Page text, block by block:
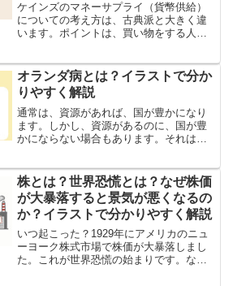
ケインズのマネーサプライ（貨幣供給）
についての考え方は、古典派と大きく違
います。ポイントは、買い物をする人が
えないと考えました。ケインズは、マネ
ーサプライが増えると、買...
オランダ病とは？イラストで分か
りやすく解説
通常は、資源があれば、国が豊かになり
ます。しかし、資源があるのに、国が豊
かにならない場合もあります。それは、
うか？見ていきます。オランダ病1960年
代、オランダの北海海...
株とは？世界恐慌とは？なぜ株価
が大暴落すると景気が悪くなるの
か？イラストで分かりやすく解説
いつ起こった？1929年にアメリカのニュ
ーヨーク株式市場で株価が大暴落しまし
た。これが世界恐慌の始まりです。なぜ